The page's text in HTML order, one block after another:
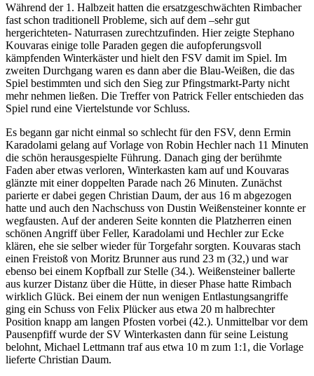
Während der 1. Halbzeit hatten die ersatzgeschwächten Rimbacher
fast schon traditionell Probleme, sich auf dem –sehr gut
hergerichteten- Naturrasen zurechtzufinden. Hier zeigte Stephano
Kouvaras einige tolle Paraden gegen die aufopferungsvoll
kämpfenden Winterkäster und hielt den FSV damit im Spiel. Im
zweiten Durchgang waren es dann aber die Blau-Weißen, die das
Spiel bestimmten und sich den Sieg zur Pfingstmarkt-Party nicht
mehr nehmen ließen. Die Treffer von Patrick Feller entschieden das
Spiel rund eine Viertelstunde vor Schluss.
Es begann gar nicht einmal so schlecht für den FSV, denn Ermin
Karadolami gelang auf Vorlage von Robin Hechler nach 11 Minuten
die schön herausgespielte Führung. Danach ging der berühmte
Faden aber etwas verloren, Winterkasten kam auf und Kouvaras
glänzte mit einer doppelten Parade nach 26 Minuten. Zunächst
parierte er dabei gegen Christian Daum, der aus 16 m abgezogen
hatte und auch den Nachschuss von Dustin Weißensteiner konnte er
wegfausten. Auf der anderen Seite konnten die Platzherren einen
schönen Angriff über Feller, Karadolami und Hechler zur Ecke
klären, ehe sie selber wieder für Torgefahr sorgten. Kouvaras stach
einen Freistoß von Moritz Brunner aus rund 23 m (32,) und war
ebenso bei einem Kopfball zur Stelle (34.). Weißensteiner ballerte
aus kurzer Distanz über die Hütte, in dieser Phase hatte Rimbach
wirklich Glück. Bei einem der nun wenigen Entlastungsangriffe
ging ein Schuss von Felix Plücker aus etwa 20 m halbrechter
Position knapp am langen Pfosten vorbei (42.). Unmittelbar vor dem
Pausenpfiff wurde der SV Winterkasten dann für seine Leistung
belohnt, Michael Lettmann traf aus etwa 10 m zum 1:1, die Vorlage
lieferte Christian Daum.